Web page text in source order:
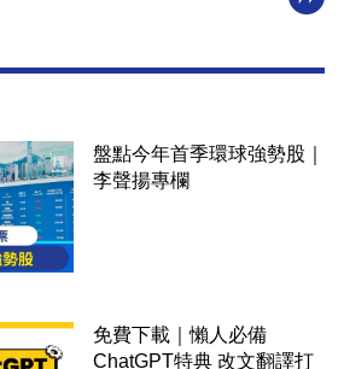
盤點今年首季環球強勢股｜
李聲揚專欄
免費下載｜懶人必備
ChatGPT特典 改文翻譯打